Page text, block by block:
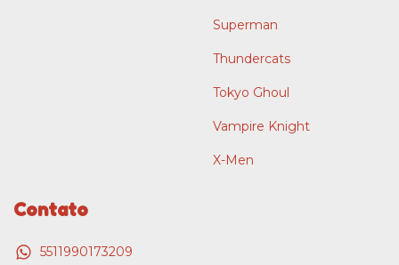
Superman
Thundercats
Tokyo Ghoul
Vampire Knight
X-Men
Contato
5511990173209